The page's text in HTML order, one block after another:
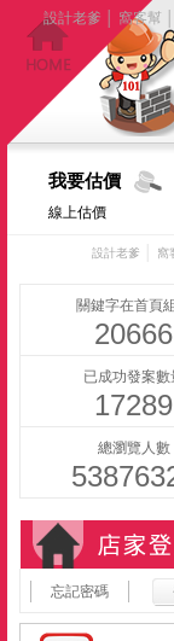
設計老爹 窩客幫
我要估價
線上估價
設計老爹 窩
關鍵字在首頁
20666
已成功發案數
17289
總瀏覽人數
忘記密碼